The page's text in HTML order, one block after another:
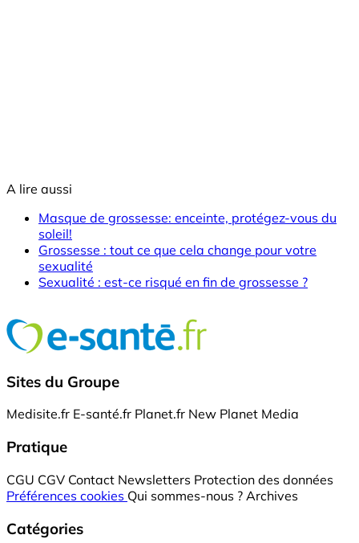
A lire aussi
Masque de grossesse: enceinte, protégez-vous du
soleil!
Grossesse : tout ce que cela change pour votre
sexualité
Sexualité : est-ce risqué en fin de grossesse ?
Sites du Groupe
Medisite.fr E-santé.fr Planet.fr New Planet Media
Pratique
CGU CGV Contact Newsletters Protection des données
Préférences cookies Qui sommes-nous ? Archives
Catégories